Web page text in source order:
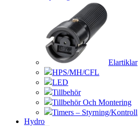
Elartiklar
HPS/MH/CFL
LED
Tillbehör
Tillbehör Och Montering
Timers – Styrning/Kontroll
Hydro